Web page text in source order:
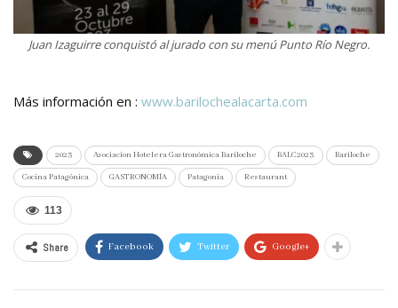
Juan Izaguirre conquistó al jurado con su menú Punto Río Negro.
Más información en : www.barilochealacarta.com
2023 Asociacion Hotelera Gastronómica Bariloche BALC2023 Bariloche
Cocina Patagónica GASTRONOMÍA Patagonia Restaurant
113
Share Facebook Twitter Google+